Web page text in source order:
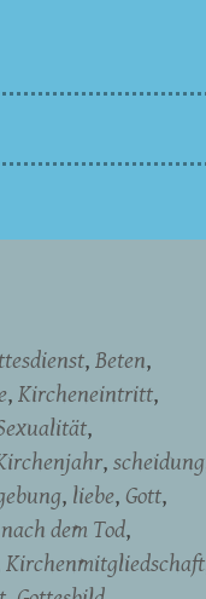
Beten
Kircheneintritt
scheidung
liebe Gott
dem Tod
Kirchenmitgliedschaft